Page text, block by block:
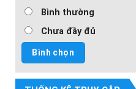
Bình thường
Chưa đầy đủ